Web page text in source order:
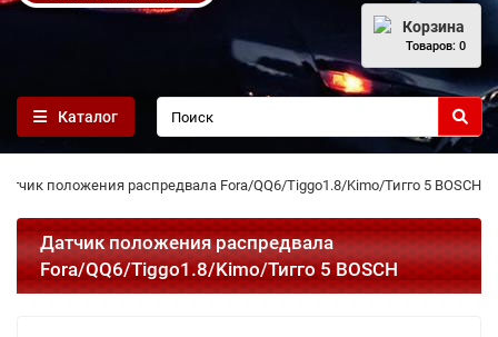
Корзина
Товаров: 0
Каталог
положения распредвала Fora/QQ6/Tiggo1.8/Kimo/Тигго 5 BOSCH
Датчик положения распредвала
Fora/QQ6/Tiggo1.8/Kimo/Тигго 5 BOSCH